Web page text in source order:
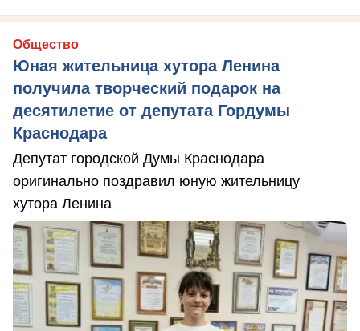
Общество
Юная жительница хутора Ленина
получила творческий подарок на
десятилетие от депутата Гордумы
Краснодара
Депутат городской Думы Краснодара
оригинально поздравил юную жительницу
хутора Ленина